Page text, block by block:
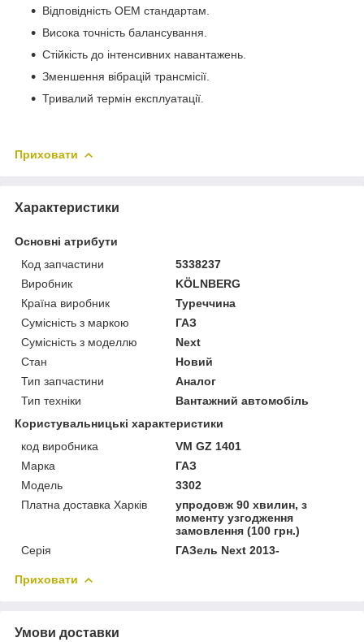
Відповідність OEM стандартам.
Висока точність балансування.
Стійкість до інтенсивних навантажень.
Зменшення вібрацій трансмісії.
Тривалий термін експлуатації.
Приховати
Характеристики
Основні атрибути
Код запчастини
5338237
Виробник
KÖLNBERG
Країна виробник
Туреччина
Сумісність з маркою
ГАЗ
Сумісність з моделлю
Next
Стан
Новий
Тип запчастини
Аналог
Тип техніки
Вантажний автомобіль
Користувальницькі характеристики
код виробника
VM GZ 1401
Марка
ГАЗ
Мoдель
3302
Платна доставка Харків
упродовж 90 хвилин, з
моменту узгодження
замовлення (100 грн.)
Серія
ГАЗель Next 2013-
Приховати
Умови доставки